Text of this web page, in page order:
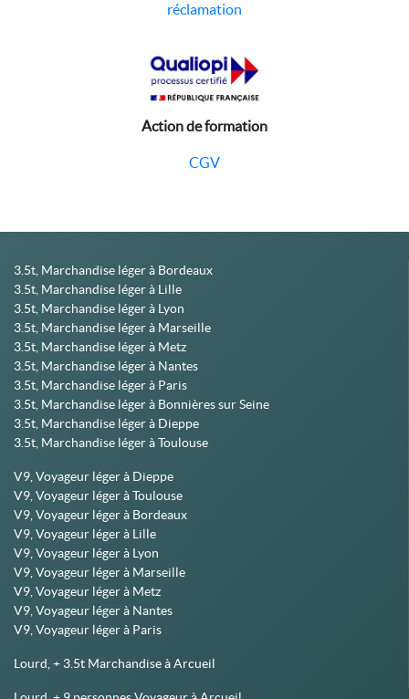
réclamation
Action de formation
CGV
3.5t, Marchandise léger à Bordeaux
3.5t, Marchandise léger à Lille
3.5t, Marchandise léger à Lyon
3.5t, Marchandise léger à Marseille
3.5t, Marchandise léger à Metz
3.5t, Marchandise léger à Nantes
3.5t, Marchandise léger à Paris
3.5t, Marchandise léger à Bonnières sur Seine
3.5t, Marchandise léger à Dieppe
3.5t, Marchandise léger à Toulouse
V9, Voyageur léger à Dieppe
V9, Voyageur léger à Toulouse
V9, Voyageur léger à Bordeaux
V9, Voyageur léger à Lille
V9, Voyageur léger à Lyon
V9, Voyageur léger à Marseille
V9, Voyageur léger à Metz
V9, Voyageur léger à Nantes
V9, Voyageur léger à Paris
Lourd, + 3.5t Marchandise à Arcueil